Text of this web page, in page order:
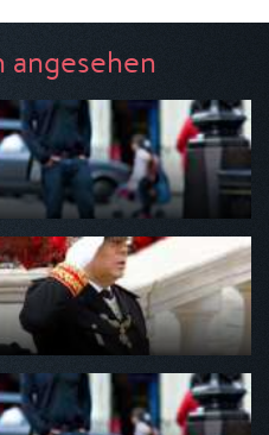
angesehen